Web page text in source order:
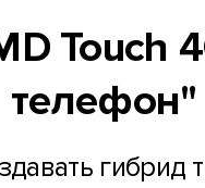
Touch
телефон"